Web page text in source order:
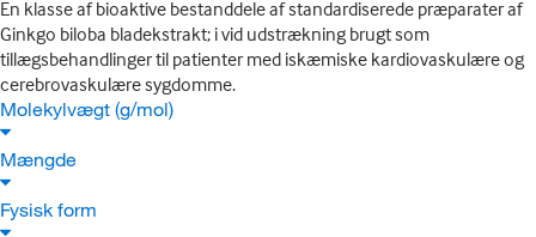
En klasse af bioaktive bestanddele af standardiserede præparater af
Ginkgo biloba bladekstrakt; i vid udstrækning brugt som
tillægsbehandlinger til patienter med iskæmiske kardiovaskulære og
cerebrovaskulære sygdomme.
Molekylvægt (g/mol)
Mængde
Fysisk form